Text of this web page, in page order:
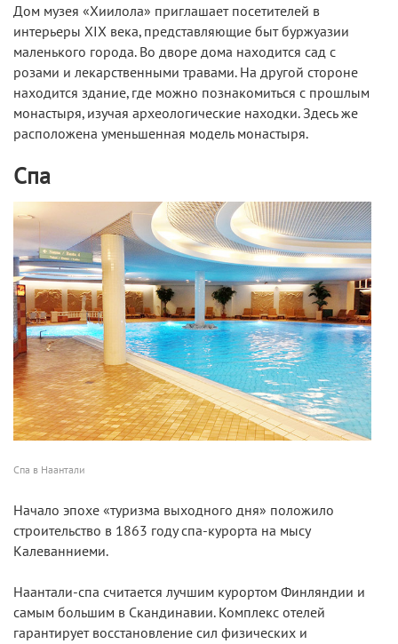
Дом музея «Хиилола» приглашает посетителей в
интерьеры XIX века, представляющие быт буржуазии
маленького города. Во дворе дома находится сад с
розами и лекарственными травами. На другой стороне
находится здание, где можно познакомиться с прошлым
монастыря, изучая археологические находки. Здесь же
расположена уменьшенная модель монастыря.
Спа
Спа в Наантали
Начало эпохе «туризма выходного дня» положило
строительство в 1863 году спа-курорта на мысу
Калеванниеми.
Наантали-спа считается лучшим курортом Финляндии и
самым большим в Скандинавии. Комплекс отелей
гарантирует восстановление сил физических и